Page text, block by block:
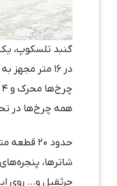
همه چرخ‌ها در
حدود ۲۰
شاترها،